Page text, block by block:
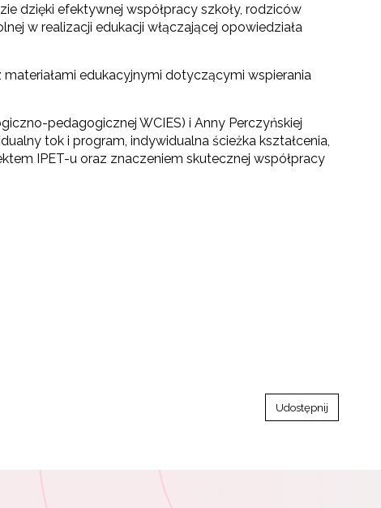
dzięki efektywnej współpracy szkoły, rodziców
w realizacji edukacji włączającej opowiedziała
edukacyjnymi dotyczącymi wspierania
pedagogicznej WCIES) i Anny Perczyńskiej
tok i program, indywidualna ścieżka kształcenia,
IPET-u oraz znaczeniem skutecznej współpracy
Udostępnij